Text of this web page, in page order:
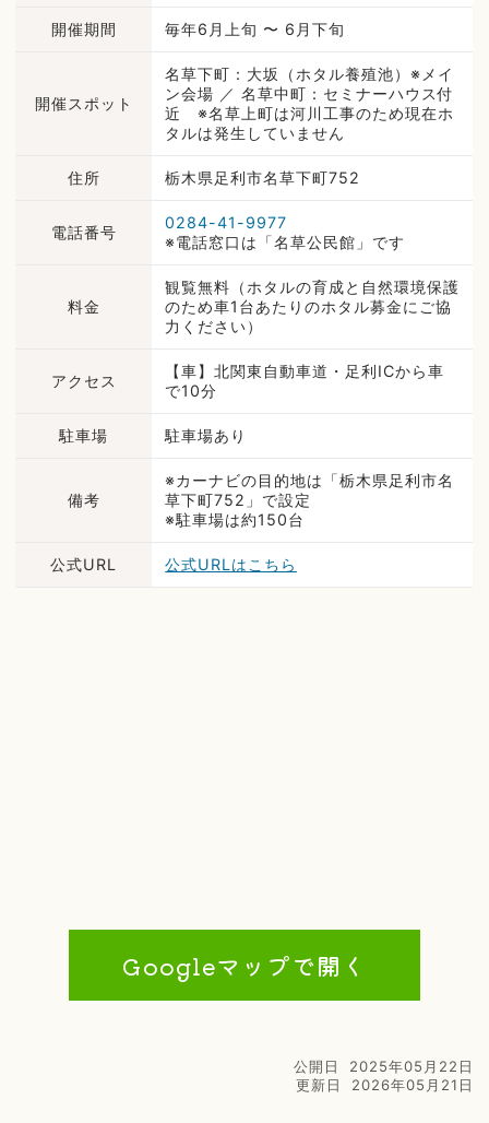
開催期間 毎年6月上旬 〜 6月下旬
開催スポット
名草下町：大坂（ホタル養殖池）※メイ
ン会場 ／ 名草中町：セミナーハウス付
近 ※名草上町は河川工事のため現在ホ
タルは発生していません
住所 栃木県足利市名草下町752
電話番号
0284-41-9977
※電話窓口は「名草公民館」です
料金
観覧無料（ホタルの育成と自然環境保護
のため車1台あたりのホタル募金にご協
力ください）
アクセス
【車】北関東自動車道・足利ICから車
で10分
駐車場 駐車場あり
備考
※カーナビの目的地は「栃木県足利市名
草下町752」で設定
※駐車場は約150台
公式URL 公式URLはこちら
Googleマップで開く
公開日
2025年05月22日
更新日
2026年05月21日